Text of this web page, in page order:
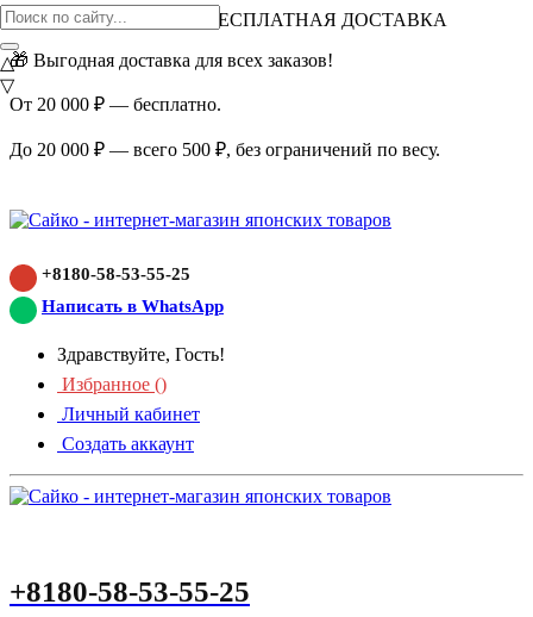
ВНИМАНИЕ АКЦИЯ!
БЕСПЛАТНАЯ ДОСТАВКА
🎁 Выгодная доставка для всех заказов!
От 20 000 ₽ — бесплатно.
До 20 000 ₽ — всего 500 ₽, без ограничений по весу.
+8180-58-53-55-25
Написать в WhatsApp
Здравствуйте, Гость!
Избранное ()
Личный кабинет
Создать аккаунт
+8180-58-53-55-25
△
▽